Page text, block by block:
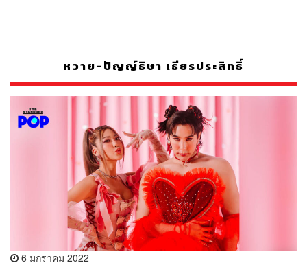
หวาย-ปัญญ์ธิษา เธียรประสิทธิ์
6 มกราคม 2022